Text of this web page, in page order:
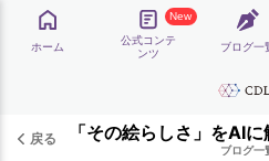
ホーム
New
公式コンテ
ンツ
ブログ一
戻る
ブログ一